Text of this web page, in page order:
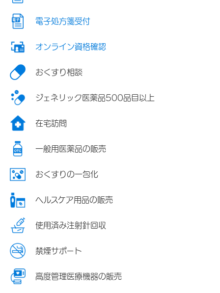
電子処方箋受付
オンライン資格確認
おくすり相談
ジェネリック医薬品500品目以上
在宅訪問
一般用医薬品の販売
おくすりの一包化
ヘルスケア用品の販売
使用済み注射針回収
禁煙サポート
高度管理医療機器の販売